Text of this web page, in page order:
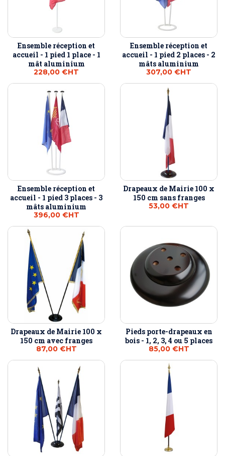
Ensemble réception et
accueil - 1 pied 1 place - 1
mât aluminium
228,00 €HT
Ensemble réception et
accueil - 1 pied 2 places - 2
mâts aluminium
307,00 €HT
Ensemble réception et
accueil - 1 pied 3 places - 3
mâts aluminium
396,00 €HT
Drapeaux de Mairie 100 x
150 cm sans franges
53,00 €HT
Drapeaux de Mairie 100 x
150 cm avec franges
87,00 €HT
Pieds porte-drapeaux en
bois - 1, 2, 3, 4 ou 5 places
85,00 €HT